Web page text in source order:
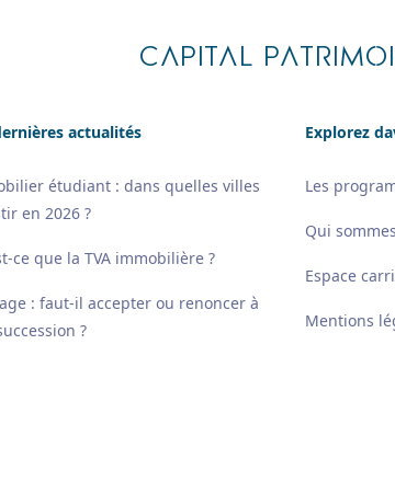
CAPITAL
actualités
étudiant : dans quelles villes
en 2026 ?
ce que la TVA immobilière ?
: faut-il accepter ou renoncer à
?
Explorez
Les
Qui
Espace
Mentions